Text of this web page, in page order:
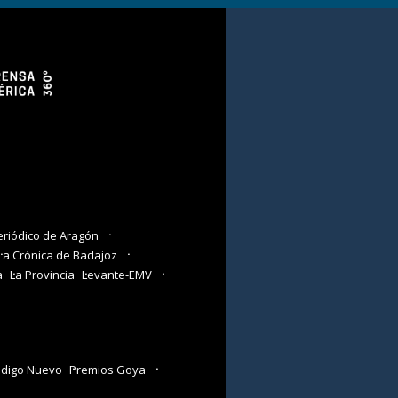
de Aragón
Crónica de Badajoz
La Provincia Levante-EMV
Nuevo Premios Goya